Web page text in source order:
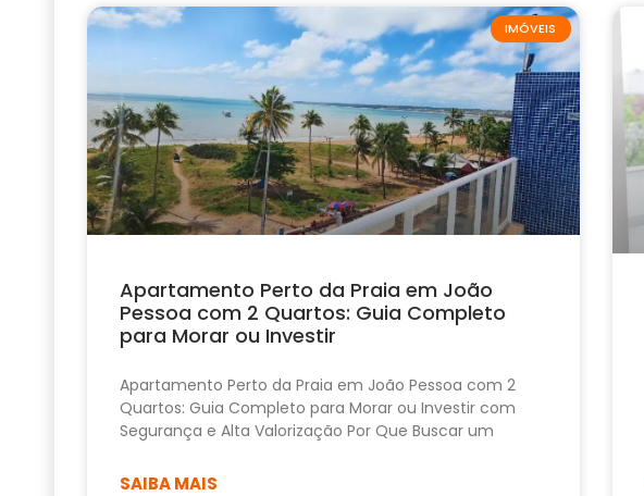
IMÓVEIS
Apartamento Perto da Praia em João
Pessoa com 2 Quartos: Guia Completo
para Morar ou Investir
Apartamento Perto da Praia em João Pessoa com 2
Quartos: Guia Completo para Morar ou Investir com
Segurança e Alta Valorização Por Que Buscar um
SAIBA MAIS